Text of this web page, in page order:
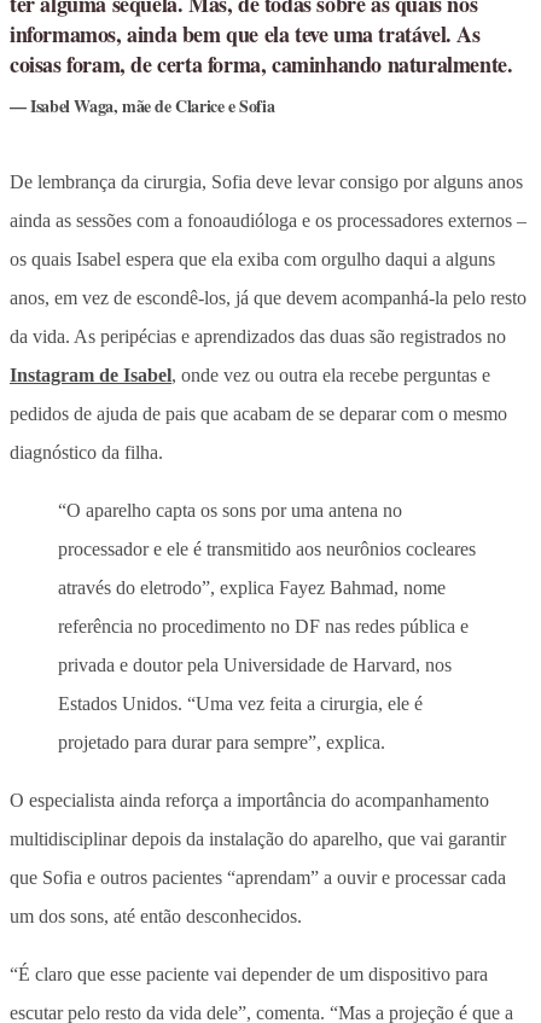
informamos, ainda bem que ela teve uma tratável. As
coisas foram, de certa forma, caminhando naturalmente.
Isabel Waga, mãe de Clarice e Sofia
De lembrança da cirurgia, Sofia deve levar consigo por alguns anos
ainda as sessões com a fonoaudióloga e os processadores externos –
os quais Isabel espera que ela exiba com orgulho daqui a alguns
anos, em vez de escondê-los, já que devem acompanhá-la pelo resto
da vida. As peripécias e aprendizados das duas são registrados no
Instagram de Isabel, onde vez ou outra ela recebe perguntas e
pedidos de ajuda de pais que acabam de se deparar com o mesmo
diagnóstico da filha.
“O aparelho capta os sons por uma antena no
processador e ele é transmitido aos neurônios cocleares
através do eletrodo”, explica Fayez Bahmad, nome
referência no procedimento no DF nas redes pública e
privada e doutor pela Universidade de Harvard, nos
Estados Unidos. “Uma vez feita a cirurgia, ele é
projetado para durar para sempre”, explica.
O especialista ainda reforça a importância do acompanhamento
multidisciplinar depois da instalação do aparelho, que vai garantir
que Sofia e outros pacientes “aprendam” a ouvir e processar cada
um dos sons, até então desconhecidos.
“É claro que esse paciente vai depender de um dispositivo para
escutar pelo resto da vida dele”, comenta. “Mas a projeção é que a